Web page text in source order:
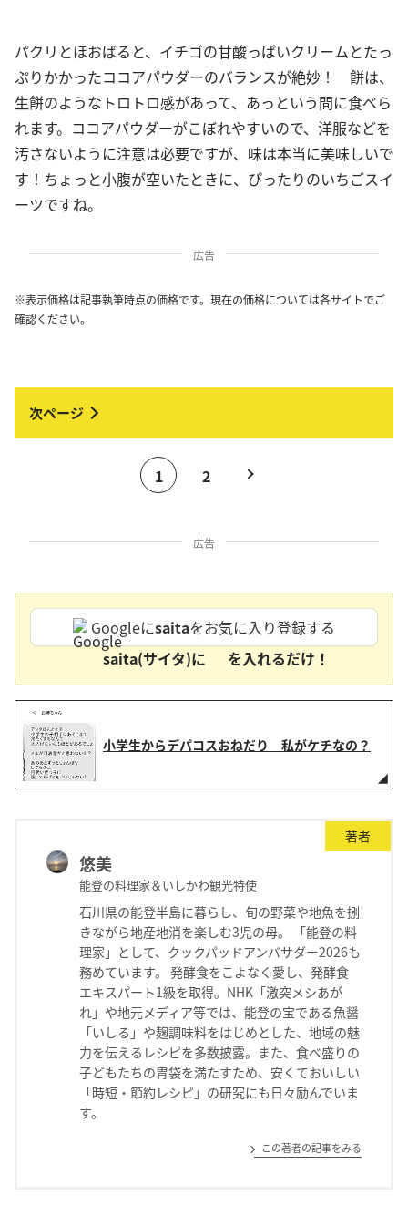
パクリとほおばると、イチゴの甘酸っぱいクリームとたっ
ぷりかかったココアパウダーのバランスが絶妙！ 餅は、
生餅のようなトロトロ感があって、あっという間に食べら
れます。ココアパウダーがこぼれやすいので、洋服などを
汚さないように注意は必要ですが、味は本当に美味しいで
す！ちょっと小腹が空いたときに、ぴったりのいちごスイ
ーツですね。
広告
※表示価格は記事執筆時点の価格です。現在の価格については各サイトでご
確認ください。
1 2
Googleにsaitaをお気に入り登録する
saita(サイタ)に
を入れるだけ！
小学生からデパコスおねだり 私がケチなの？
広告
著者
悠美
能登の料理家＆いしかわ観光特使
石川県の能登半島に暮らし、旬の野菜や地魚を捌
きながら地産地消を楽しむ3児の母。 「能登の料
理家」として、クックパッドアンバサダー2026も
務めています。 発酵食をこよなく愛し、発酵食
エキスパート1級を取得。NHK「激突メシあが
れ」や地元メディア等では、能登の宝である魚醤
「いしる」や麹調味料をはじめとした、地域の魅
力を伝えるレシピを多数披露。また、食べ盛りの
子どもたちの胃袋を満たすため、安くておいしい
「時短・節約レシピ」の研究にも日々励んでいま
す。
この著者の記事をみる